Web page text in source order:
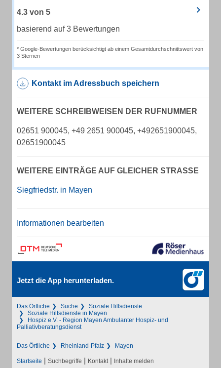
4.3 von 5
basierend auf 3 Bewertungen
* Google-Bewertungen berücksichtigt ab einem Gesamtdurchschnittswert von
3 Sternen
Kontakt im Adressbuch speichern
WEITERE SCHREIBWEISEN DER RUFNUMMER
02651 900045, +49 2651 900045, +492651900045,
02651900045
WEITERE EINTRÄGE AUF GLEICHER STRASSE
Siegfriedstr. in Mayen
Informationen bearbeiten
Jetzt die App herunterladen.
Das Örtliche Suche
Soziale Hilfsdienste
Soziale Hilfsdienste in Mayen
Hospiz e.V. - Region Mayen Ambulanter Hospiz- und
Palliativberatungsdienst
Das Örtliche Rheinland-Pfalz Mayen
Startseite | Suchbegriffe | Kontakt | Inhalte melden